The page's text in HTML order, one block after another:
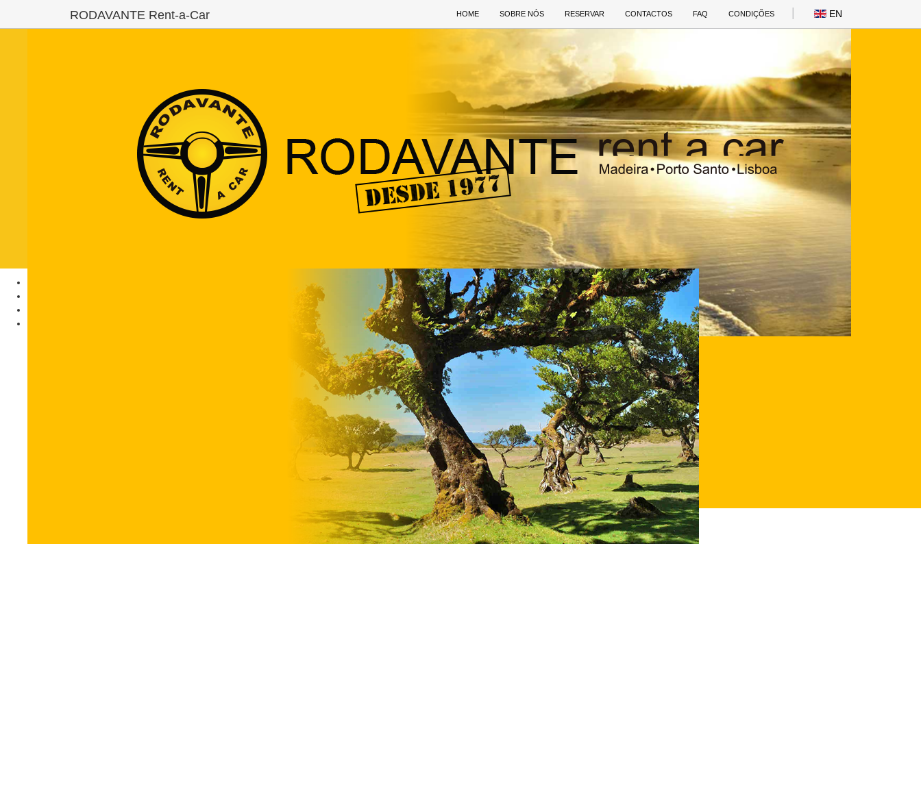
RODAVANTE Rent-a-Car HOME SOBRE NÓS RESERVAR CONTACTOS FAQ CONDIÇÕES EN